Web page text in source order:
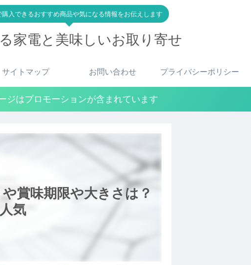
購入できるおすすめ商品や気になる情報をお伝えします
家電と美味しいお取り寄せ
サイトマップ お問い合わせ プライバシーポリシー
ジはプロモーションが含まれています
賞味期限や大きさは？
気